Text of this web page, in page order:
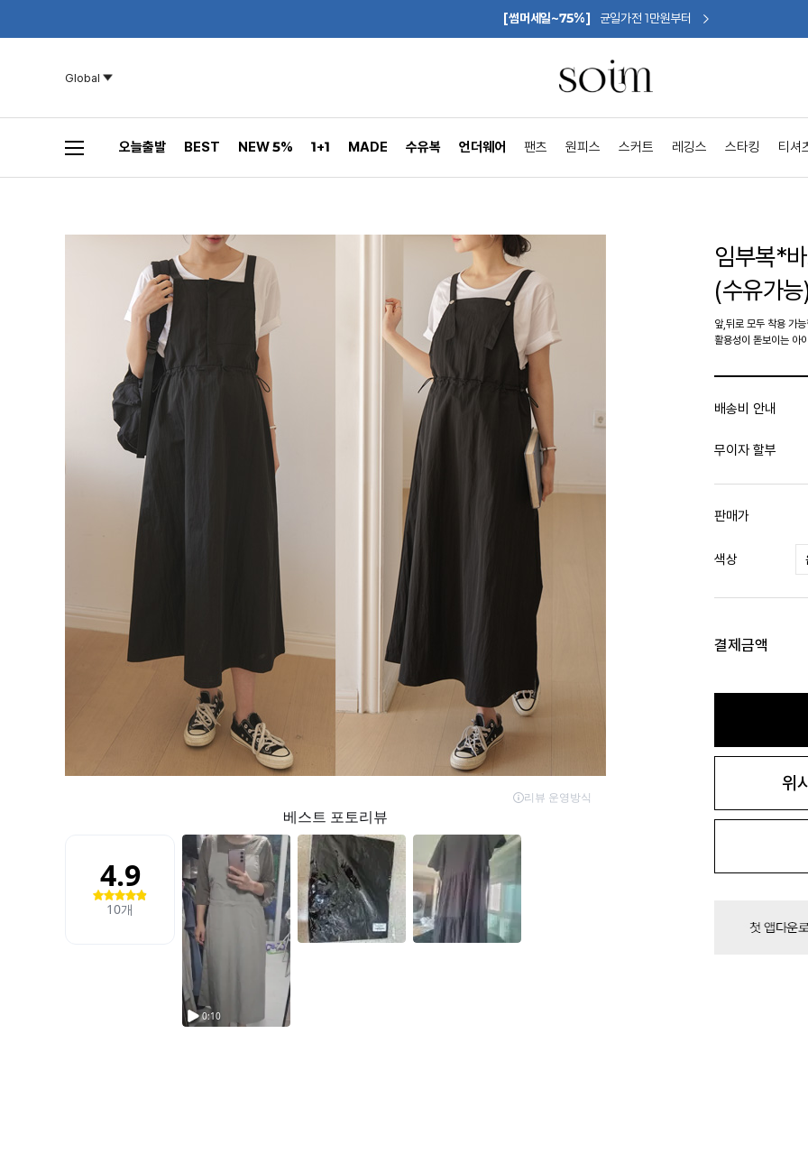
[썸머세일~75%] 균일가전 1만원부터
Global
오늘출발 BEST NEW 5% 1+1 MADE 수유복 언더웨어 팬츠 원피스 스커트 레깅스 스타킹 티셔
임부복*
(수유가
앞,뒤로 모두 착용 가
활용성이 돋보이는 아
배송비 안내
무이자 할부
판매가
색상
결제금액
위